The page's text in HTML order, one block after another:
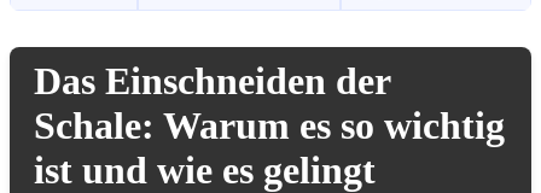
Das Einschneiden der
Schale: Warum es so wichtig
ist und wie es gelingt